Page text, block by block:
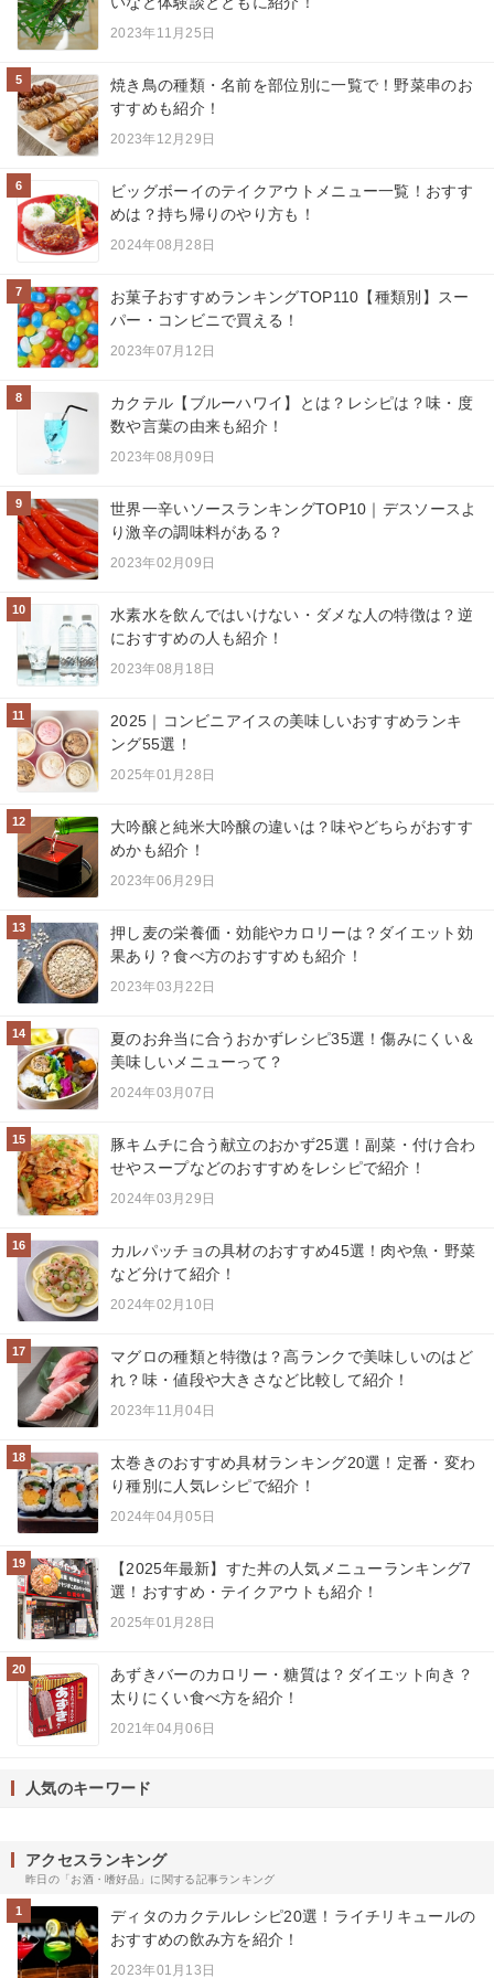
2023年11月25日
5
焼き鳥の種類・名前を部位別に一覧で！野菜串のお
すすめも紹介！
2023年12月29日
6
ビッグボーイのテイクアウトメニュー一覧！おすす
めは？持ち帰りのやり方も！
2024年08月28日
7
お菓子おすすめランキングTOP110【種類別】スー
パー・コンビニで買える！
2023年07月12日
8
カクテル【ブルーハワイ】とは？レシピは？味・度
数や言葉の由来も紹介！
2023年08月09日
9
世界一辛いソースランキングTOP10｜デスソースよ
り激辛の調味料がある？
2023年02月09日
10
水素水を飲んではいけない・ダメな人の特徴は？逆
におすすめの人も紹介！
2023年08月18日
11
2025｜コンビニアイスの美味しいおすすめランキ
ング55選！
2025年01月28日
12
大吟醸と純米大吟醸の違いは？味やどちらがおすす
めかも紹介！
2023年06月29日
13
押し麦の栄養価・効能やカロリーは？ダイエット効
果あり？食べ方のおすすめも紹介！
2023年03月22日
14
夏のお弁当に合うおかずレシピ35選！傷みにくい＆
美味しいメニューって？
2024年03月07日
15
豚キムチに合う献立のおかず25選！副菜・付け合わ
せやスープなどのおすすめをレシピで紹介！
2024年03月29日
16
カルパッチョの具材のおすすめ45選！肉や魚・野菜
など分けて紹介！
2024年02月10日
17
マグロの種類と特徴は？高ランクで美味しいのはど
れ？味・値段や大きさなど比較して紹介！
2023年11月04日
18
太巻きのおすすめ具材ランキング20選！定番・変わ
り種別に人気レシピで紹介！
2024年04月05日
19
【2025年最新】すた丼の人気メニューランキング7
選！おすすめ・テイクアウトも紹介！
2025年01月28日
20
あずきバーのカロリー・糖質は？ダイエット向き？
太りにくい食べ方を紹介！
2021年04月06日
人気のキーワード
アクセスランキング
昨日の「お酒・嗜好品」に関する記事ランキング
1
ディタのカクテルレシピ20選！ライチリキュールの
おすすめの飲み方を紹介！
2023年01月13日